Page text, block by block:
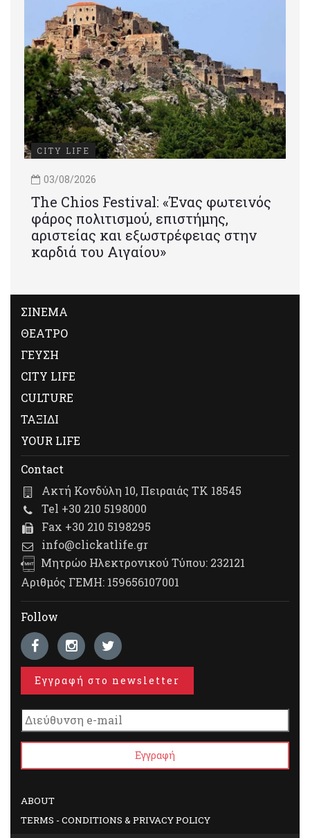
CITY LIFE
03/08/2026
Τhe Chios Festival: «Ένας φωτεινός
φάρος πολιτισμού, επιστήμης,
αριστείας και εξωστρέφειας στην
καρδιά του Αιγαίου»
ΣΙΝΕΜΑ
ΘΕΑΤΡΟ
ΓΕΥΣΗ
CITY LIFE
CULTURE
ΤΑΞΙΔΙ
YOUR LIFE
Contact
Ακτή Κονδύλη 10, Πειραιάς ΤΚ 18545
Tel +30 210 5198000
Fax +30 210 5198295
info@clickatlife.gr
Μητρώο Ηλεκτρονικού Τύπου: 232121
Αριθμός ΓΕΜΗ: 159656107001
Follow
Εγγραφή στο newsletter
ABOUT
TERMS - CONDITIONS & PRIVACY POLICY